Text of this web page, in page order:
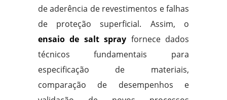
de aderência de revestimentos e falhas
de proteção superficial. Assim, o
ensaio de salt spray fornece dados
técnicos fundamentais para
especificação de materiais,
comparação de desempenhos e